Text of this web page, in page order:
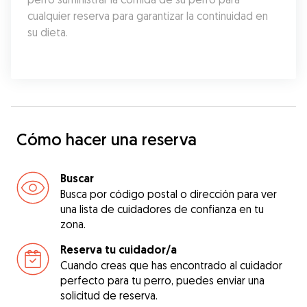
cualquier reserva para garantizar la continuidad en
su dieta.
Cómo hacer una reserva
Buscar
Busca por código postal o dirección para ver
una lista de cuidadores de confianza en tu
zona.
Reserva tu cuidador/a
Cuando creas que has encontrado al cuidador
perfecto para tu perro, puedes enviar una
solicitud de reserva.